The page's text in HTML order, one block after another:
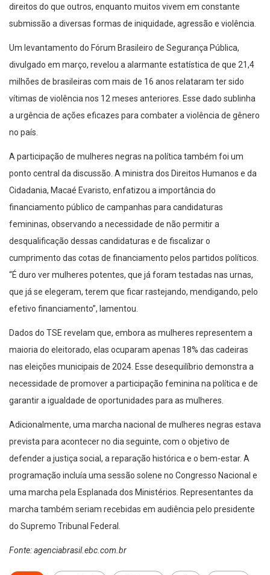
direitos do que outros, enquanto muitos vivem em constante
submissão a diversas formas de iniquidade, agressão e violência.
Um levantamento do Fórum Brasileiro de Segurança Pública,
divulgado em março, revelou a alarmante estatística de que 21,4
milhões de brasileiras com mais de 16 anos relataram ter sido
vítimas de violência nos 12 meses anteriores. Esse dado sublinha
a urgência de ações eficazes para combater a violência de gênero
no país.
A participação de mulheres negras na política também foi um
ponto central da discussão. A ministra dos Direitos Humanos e da
Cidadania, Macaé Evaristo, enfatizou a importância do
financiamento público de campanhas para candidaturas
femininas, observando a necessidade de não permitir a
desqualificação dessas candidaturas e de fiscalizar o
cumprimento das cotas de financiamento pelos partidos políticos.
“É duro ver mulheres potentes, que já foram testadas nas urnas,
que já se elegeram, terem que ficar rastejando, mendigando, pelo
efetivo financiamento”, lamentou.
Dados do TSE revelam que, embora as mulheres representem a
maioria do eleitorado, elas ocuparam apenas 18% das cadeiras
nas eleições municipais de 2024. Esse desequilíbrio demonstra a
necessidade de promover a participação feminina na política e de
garantir a igualdade de oportunidades para as mulheres.
Adicionalmente, uma marcha nacional de mulheres negras estava
prevista para acontecer no dia seguinte, com o objetivo de
defender a justiça social, a reparação histórica e o bem-estar. A
programação incluía uma sessão solene no Congresso Nacional e
uma marcha pela Esplanada dos Ministérios. Representantes da
marcha também seriam recebidas em audiência pelo presidente
do Supremo Tribunal Federal.
Fonte: agenciabrasil.ebc.com.br